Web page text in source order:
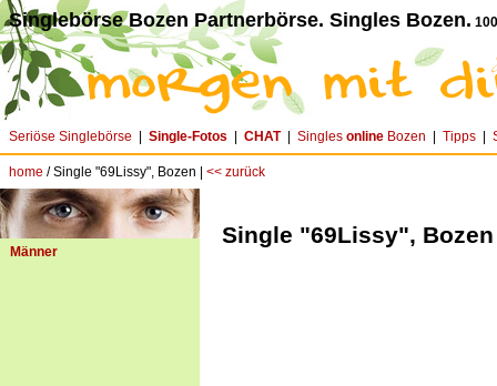
Singlebörse Bozen Partnerbörse. Singles Bozen.
Seriöse Singlebörse Single-Fotos CHAT| Singles online Bozen Tipps
home / Single "69Lissy", Bozen | << zurück
Männer
Single "69Lissy", Bozen